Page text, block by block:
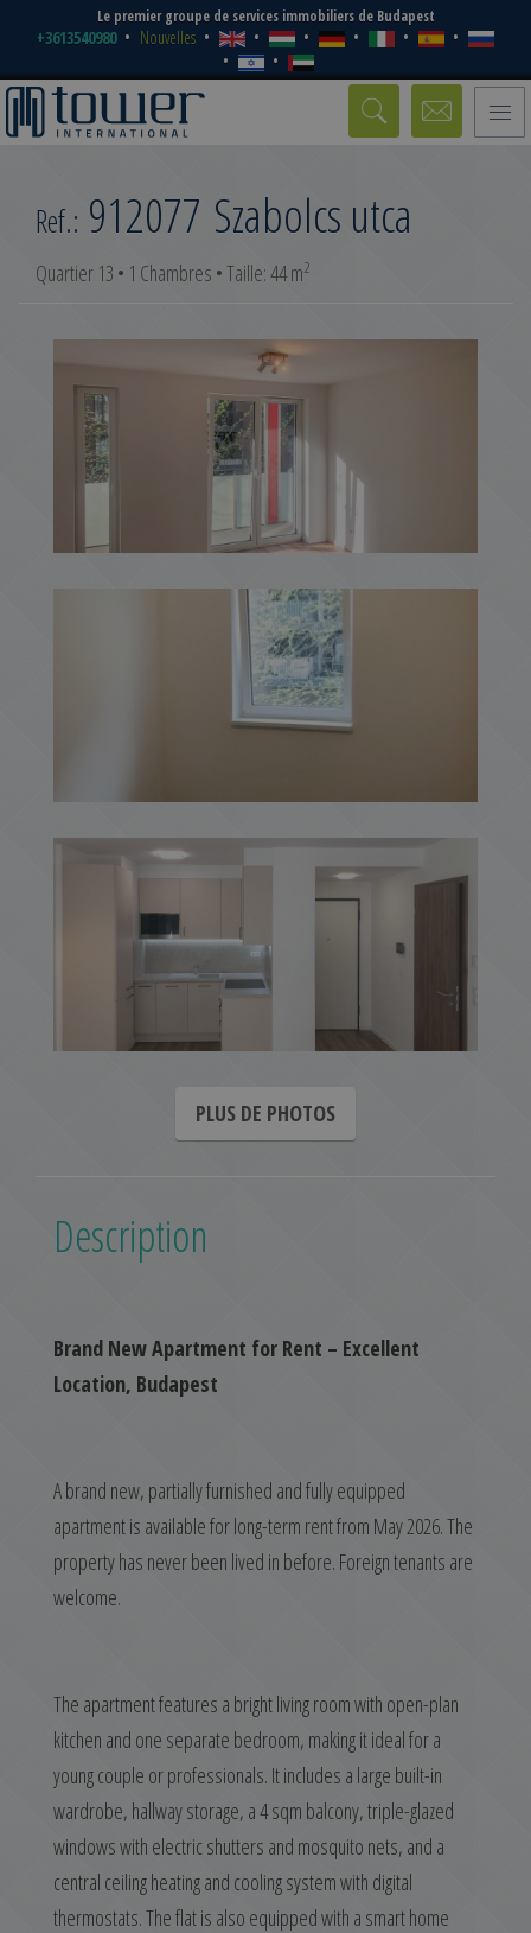
Le premier groupe de services immobiliers de Budapest
+3613540980 Nouvelles
Toggle
Szabolcs utca
Ref.: 912077
Quartier 13 • 1 Chambres • Taille: 44 m2
PLUS DE PHOTOS
Description
Brand New Apartment for Rent – Excellent
Location, Budapest
A brand new, partially furnished and fully equipped
apartment is available for long-term rent from May 2026. The
property has never been lived in before. Foreign tenants are
welcome.
The apartment features a bright living room with open-plan
kitchen and one separate bedroom, making it ideal for a
young couple or professionals. It includes a large built-in
wardrobe, hallway storage, a 4 sqm balcony, triple-glazed
windows with electric shutters and mosquito nets, and a
central ceiling heating and cooling system with digital
thermostats. The flat is also equipped with a smart home